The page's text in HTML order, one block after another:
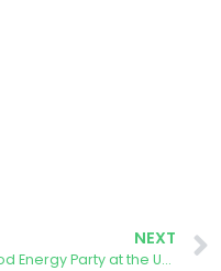
NEXT
Good Energy Party at the University of Évora concludes #SomosEnergia Project